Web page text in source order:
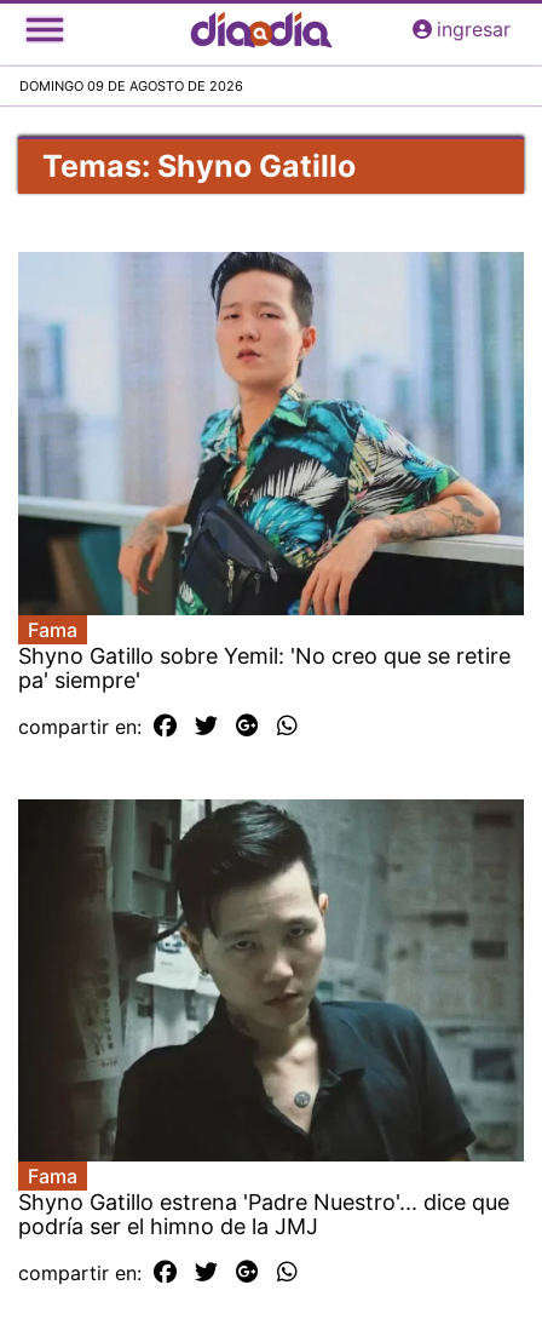
Pasar
al
principal
ingresar
DOMINGO 09 DE AGOSTO DE 2026
Temas: Shyno Gatillo
Fama
Shyno Gatillo sobre Yemil: 'No creo que se retire
pa' siempre'
compartir en:
Fama
Shyno Gatillo estrena 'Padre Nuestro'... dice que
podría ser el himno de la JMJ
compartir en: